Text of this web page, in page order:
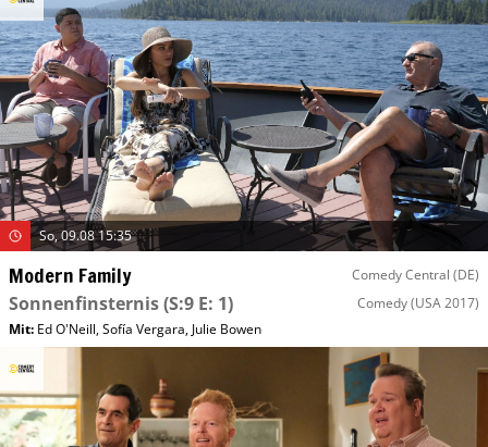
So, 09.08 15:35
Modern Family Comedy Central (DE)
Sonnenfinsternis(S:9 E: 1) Comedy(USA 2017)
Mit: Ed O'Neill,Sofía Vergara, Julie Bowen